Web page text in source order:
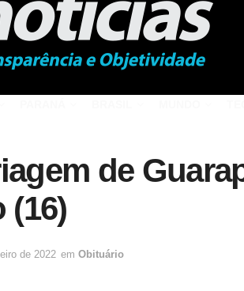
de
(16)
de 2022 em Obituário